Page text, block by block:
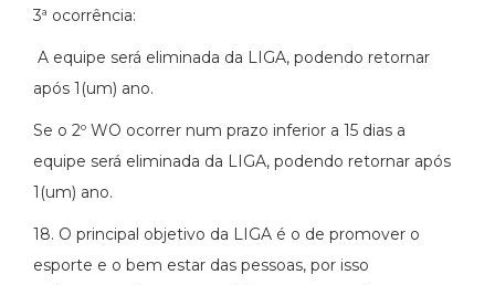
3ª ocorrência:
A equipe será eliminada da LIGA, podendo retornar
após 1(um) ano.
Se o 2º WO ocorrer num prazo inferior a 15 dias a
equipe será eliminada da LIGA, podendo retornar após
1(um) ano.
18. O principal objetivo da LIGA é o de promover o
esporte e o bem estar das pessoas, por isso